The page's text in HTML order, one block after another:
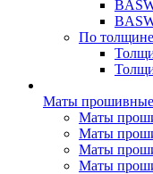
По толщине
Маты прошивные
Маты
Маты
Маты
Маты